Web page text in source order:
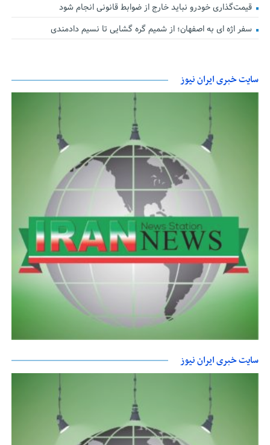
قیمت‌گذاری خودرو نباید خارج از ضوابط قانونی انجام شود
سفر اژه ای به اصفهان؛ از شمیم گره گشایی تا نسیم دادمندی
سایت خبری ایران نیوز
سایت خبری ایران نیوز